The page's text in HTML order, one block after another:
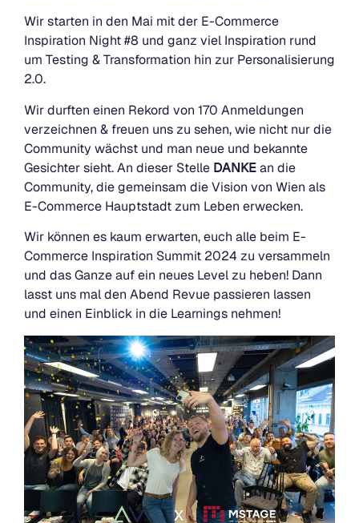
Wir starten in den Mai mit der E-Commerce
Inspiration Night #8 und ganz viel Inspiration rund
um Testing & Transformation hin zur Personalisierung
2.0.
Wir durften einen Rekord von 170 Anmeldungen
verzeichnen & freuen uns zu sehen, wie nicht nur die
Community wächst und man neue und bekannte
Gesichter sieht. An dieser Stelle DANKEan die
Community, die gemeinsam die Vision von Wien als
E-Commerce Hauptstadt zum Leben erwecken.
Wir können es kaum erwarten, euch alle beim E-
Commerce Inspiration Summit 2024 zu versammeln
und das Ganze auf ein neues Level zu heben! Dann
lasst uns mal den Abend Revue passieren lassen
und einen Einblick in die Learnings nehmen!